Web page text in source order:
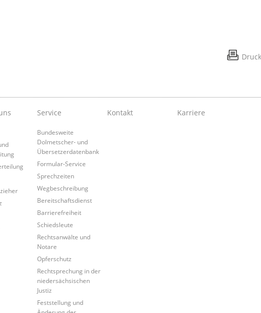
Service
Bundesweite
Dolmetscher- und
Übersetzerdatenbank
Formular-Service
Sprechzeiten
Wegbeschreibung
Bereitschaftsdienst
Barrierefreiheit
Schiedsleute
Rechtsanwälte und
Notare
Opferschutz
Rechtsprechung in der
niedersächsischen
Justiz
Feststellung und
Kontakt Karriere